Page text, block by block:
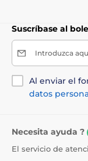
Suscríbase al
Introduzca
Al enviar el
datos
Necesita ayuda ?
El servicio de